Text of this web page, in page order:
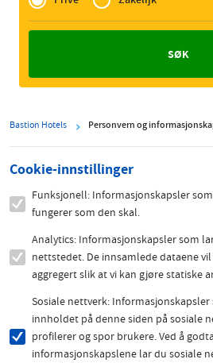
Zakelijk
Bastion Hotels Personvern og
Cookie-innstillinger
Funksjonell: Informasjonskapsler
fungerer som den skal.
Analytics: Informasjonskapsler som
nettstedet. De innsamlede dataene
aggregert slik at vi kan gjøre statiske
Sosiale nettverk:
innholdet på denne siden på sosiale
profilerer og spor brukere. Ved å
informasjonskapslene lar du sosiale